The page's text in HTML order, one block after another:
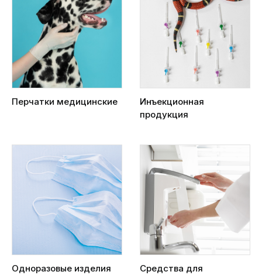
Перчатки медицинские
Инъекционная
продукция
Одноразовые изделия
Средства для